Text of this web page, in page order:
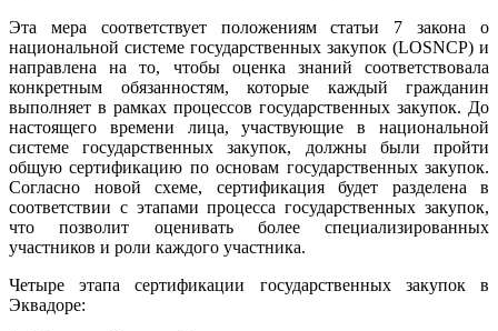
Эта мера соответствует положениям статьи 7 закона о
национальной системе государственных закупок (LOSNCP) и
направлена на то, чтобы оценка знаний соответствовала
конкретным обязанностям, которые каждый гражданин
выполняет в рамках процессов государственных закупок. До
настоящего времени лица, участвующие в национальной
системе государственных закупок, должны были пройти
общую сертификацию по основам государственных закупок.
Согласно новой схеме, сертификация будет разделена в
соответствии с этапами процесса государственных закупок,
что позволит оценивать более специализированных
участников и роли каждого участника.
Четыре этапа сертификации государственных закупок в
Эквадоре: